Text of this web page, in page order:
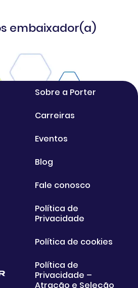
embaixador(a)
Sobre a Porter
Carreiras
Eventos
Blog
Fale conosco
Política de
Privacidade
Política de cookies
Política de
Privacidade –
Atração e Seleção